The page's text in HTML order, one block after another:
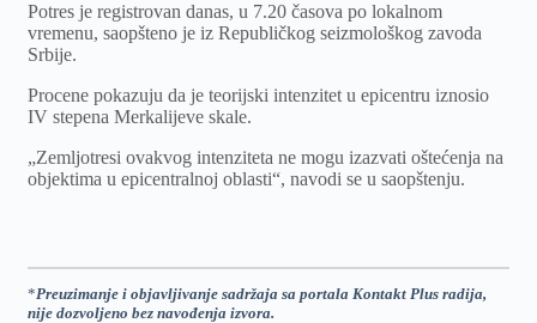
Potres je registrovan danas, u 7.20 časova po lokalnom
vremenu, saopšteno je iz Republičkog seizmološkog zavoda
Srbije.
Procene pokazuju da je teorijski intenzitet u epicentru iznosio
IV stepena Merkalijeve skale.
„Zemljotresi ovakvog intenziteta ne mogu izazvati oštećenja na
objektima u epicentralnoj oblasti“, navodi se u saopštenju.
*Preuzimanje i objavljivanje sadržaja sa portala Kontakt Plus radija,
nije dozvoljeno bez navođenja izvora.